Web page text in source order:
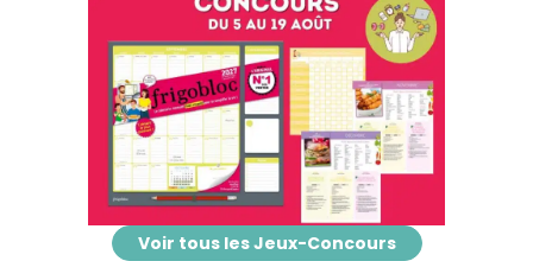
Voir tous les Jeux-Concours